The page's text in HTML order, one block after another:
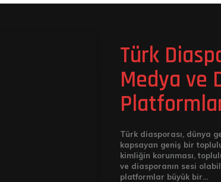
Türk
Medya ve
Türk diasporası, dünya
kapsayan geniş bir
kimliğin korunması,
ve diasporanın sesi
platformlar büyük bir...